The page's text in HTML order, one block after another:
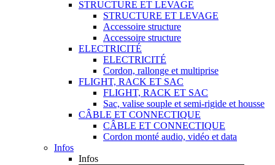
STRUCTURE ET LEVAGE
STRUCTURE ET LEVAGE
Accessoire structure
Accessoire structure
ELECTRICITÉ
ELECTRICITÉ
Cordon, rallonge et multiprise
FLIGHT, RACK ET SAC
FLIGHT, RACK ET SAC
Sac, valise souple et semi-rigide et housse
CÂBLE ET CONNECTIQUE
CÂBLE ET CONNECTIQUE
Cordon monté audio, vidéo et data
Infos
Infos